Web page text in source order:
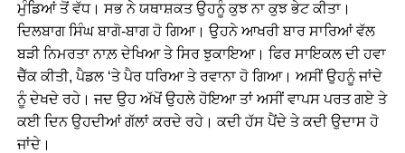
ਮੁੰਡਿਆਂ ਤੋਂ ਵੱਧ। ਸਭ ਨੇ ਯਥਾਸ਼ਕਤ ਉਹਨੂੰ ਕੁਝ ਨਾ ਕੁਝ ਭੇਟ ਕੀਤਾ।
ਦਿਲਬਾਗ ਸਿੰਘ ਬਾਗੋ-ਬਾਗ ਹੋ ਗਿਆ। ਉਹਨੇ ਆਖਰੀ ਬਾਰ ਸਾਰਿਆਂ ਵੱਲ
ਬੜੀ ਨਿਮਰਤਾ ਨਾਲ਼ ਦੇਖਿਆ ਤੇ ਸਿਰ ਝੁਕਾਇਆ। ਫਿਰ ਸਾਇਕਲ ਦੀ ਹਵਾ
ਚੈੱਕ ਕੀਤੀ, ਪੈਡਲ ‘ਤੇ ਪੈਰ ਧਰਿਆ ਤੇ ਰਵਾਨਾ ਹੋ ਗਿਆ। ਅਸੀਂ ਉਹਨੂੰ ਜਾਂਦੇ
ਨੂੰ ਦੇਖਦੇ ਰਹੇ। ਜਦ ਉਹ ਅੱਖੋਂ ਉਹਲੇ ਹੋਇਆ ਤਾਂ ਅਸੀਂ ਵਾਪਸ ਪਰਤ ਗਏ ਤੇ
ਕਈ ਦਿਨ ਉਹਦੀਆਂ ਗੱਲਾਂ ਕਰਦੇ ਰਹੇ। ਕਦੀ ਹੱਸ ਪੈਂਦੇ ਤੇ ਕਦੀ ਉਦਾਸ ਹੋ
ਜਾਂਦੇ।